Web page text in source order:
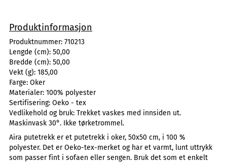
Produktinformasjon
Produktnummer: 710213
Lengde (cm): 50,00
Bredde (cm): 50,00
Vekt (g): 185,00
Farge: Oker
Materialer: 100% polyester
Sertifisering: Oeko - tex
Vedlikehold og bruk: Trekket vaskes med innsiden ut.
Maskinvask 30°. Ikke tørketrommel.
Aira putetrekk er et putetrekk i oker, 50x50 cm, i 100 %
polyester. Det er Oeko-tex-merket og har et varmt, lunt uttrykk
som passer fint i sofaen eller sengen. Bruk det som et enkelt